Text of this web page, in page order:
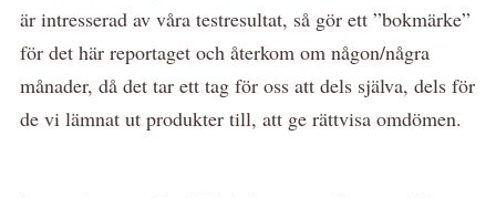
är intresserad av våra testresultat, så gör ett ”bokmärke”
för det här reportaget och återkom om någon/några
månader, då det tar ett tag för oss att dels själva, dels för
de vi lämnat ut produkter till, att ge rättvisa omdömen.